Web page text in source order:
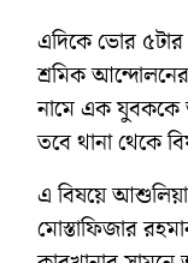
এদিকে ভোর
শ্রমিক
নামে এক যুবককে
তবে থানা থেকে
এ বিষয়ে
মোস্তাফিজার